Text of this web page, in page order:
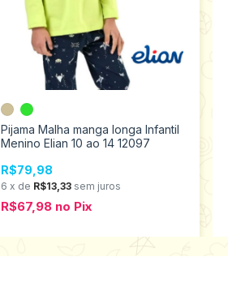
Pijama Malha manga longa Infantil
Menino Elian 10 ao 14 12097
R$79,98
6 x de R$13,33 sem juros
R$67,98 no Pix